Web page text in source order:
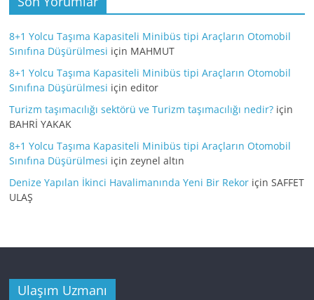
8+1 Yolcu Taşıma Kapasiteli Minibüs tipi Araçların Otomobil
Sınıfına Düşürülmesi için MAHMUT
8+1 Yolcu Taşıma Kapasiteli Minibüs tipi Araçların Otomobil
Sınıfına Düşürülmesi içineditor
Turizm taşımacılığı sektörü ve Turizm taşımacılığı nedir? için
BAHRİ YAKAK
8+1 Yolcu Taşıma Kapasiteli Minibüs tipi Araçların Otomobil
Sınıfına Düşürülmesi içinzeynel altın
Denize Yapılan İkinci Havalimanında Yeni Bir Rekor içinSAFFET
ULAŞ
Ulaşım Uzmanı